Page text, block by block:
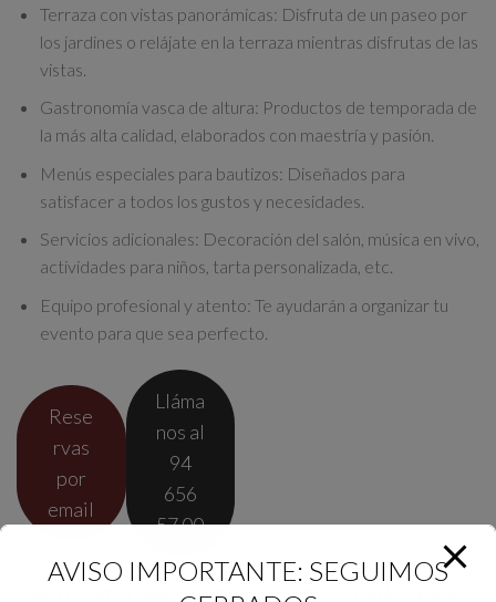
Terraza con vistas panorámicas: Disfruta de un paseo por
los jardines o relájate en la terraza mientras disfrutas de las
vistas.
Gastronomía vasca de altura: Productos de temporada de
la más alta calidad, elaborados con maestría y pasión.
Menús especiales para bautizos: Diseñados para
satisfacer a todos los gustos y necesidades.
Servicios adicionales: Decoración del salón, música en vivo,
actividades para niños, tarta personalizada, etc.
Equipo profesional y atento: Te ayudarán a organizar tu
evento para que sea perfecto.
Rese
rvas
por
email
Lláma
nos al
94
656
57 00
Gastronomía vasca con un toque innovador para
AVISO IMPORTANTE: SEGUIMOS